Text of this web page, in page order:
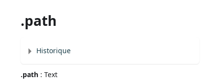
.path
Historique
.path : Text